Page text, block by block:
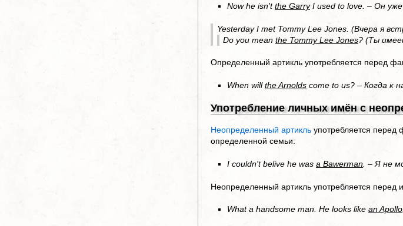
Now he isn'tthe GarryI used to love. – Он
Yesterday I met Tommy Lee Jones. (Вчера я
Do you mean the Tommy Lee Jones? (Ты
Определенный артикль употребляется перед
When willthe Arnolds come to us? – Когда к
Употребление личных имён с
Неопределенный артикль употребляется перед
определенной семьи:
I couldn't belive he was a Bawerman . – Я не
Неопределенный артикль употребляется перед
What a handsome man. He looks like an Apollo